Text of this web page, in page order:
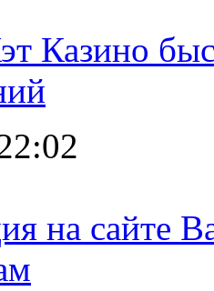
Казино
на сайте